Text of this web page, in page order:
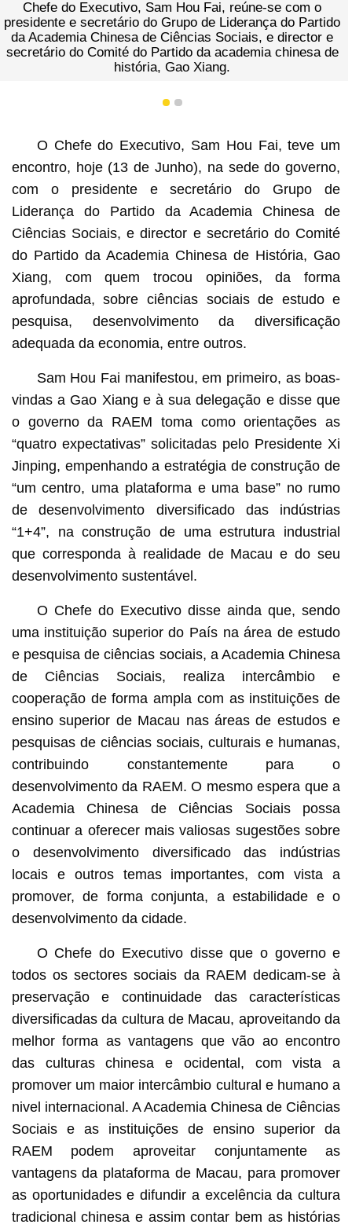
Chefe do Executivo, Sam Hou Fai, reúne-se com o
presidente e secretário do Grupo de Liderança do Partido
da Academia Chinesa de Ciências Sociais, e director e
secretário do Comité do Partido da academia chinesa de
história, Gao Xiang.
1 2
O Chefe do Executivo, Sam Hou Fai, teve um
encontro, hoje (13 de Junho), na sede do governo,
com o presidente e secretário do Grupo de
Liderança do Partido da Academia Chinesa de
Ciências Sociais, e director e secretário do Comité
do Partido da Academia Chinesa de História, Gao
Xiang, com quem trocou opiniões, da forma
aprofundada, sobre ciências sociais de estudo e
pesquisa, desenvolvimento da diversificação
adequada da economia, entre outros.
Sam Hou Fai manifestou, em primeiro, as boas-
vindas a Gao Xiang e à sua delegação e disse que
o governo da RAEM toma como orientações as
“quatro expectativas” solicitadas pelo Presidente Xi
Jinping, empenhando a estratégia de construção de
“um centro, uma plataforma e uma base” no rumo
de desenvolvimento diversificado das indústrias
“1+4”, na construção de uma estrutura industrial
que corresponda à realidade de Macau e do seu
desenvolvimento sustentável.
O Chefe do Executivo disse ainda que, sendo
uma instituição superior do País na área de estudo
e pesquisa de ciências sociais, a Academia Chinesa
de Ciências Sociais, realiza intercâmbio e
cooperação de forma ampla com as instituições de
ensino superior de Macau nas áreas de estudos e
pesquisas de ciências sociais, culturais e humanas,
contribuindo constantemente para o
desenvolvimento da RAEM. O mesmo espera que a
Academia Chinesa de Ciências Sociais possa
continuar a oferecer mais valiosas sugestões sobre
o desenvolvimento diversificado das indústrias
locais e outros temas importantes, com vista a
promover, de forma conjunta, a estabilidade e o
desenvolvimento da cidade.
O Chefe do Executivo disse que o governo e
todos os sectores sociais da RAEM dedicam-se à
preservação e continuidade das características
diversificadas da cultura de Macau, aproveitando da
melhor forma as vantagens que vão ao encontro
das culturas chinesa e ocidental, com vista a
promover um maior intercâmbio cultural e humano a
nivel internacional. A Academia Chinesa de Ciências
Sociais e as instituições de ensino superior da
RAEM podem aproveitar conjuntamente as
vantagens da plataforma de Macau, para promover
as oportunidades e difundir a excelência da cultura
tradicional chinesa e assim contar bem as histórias